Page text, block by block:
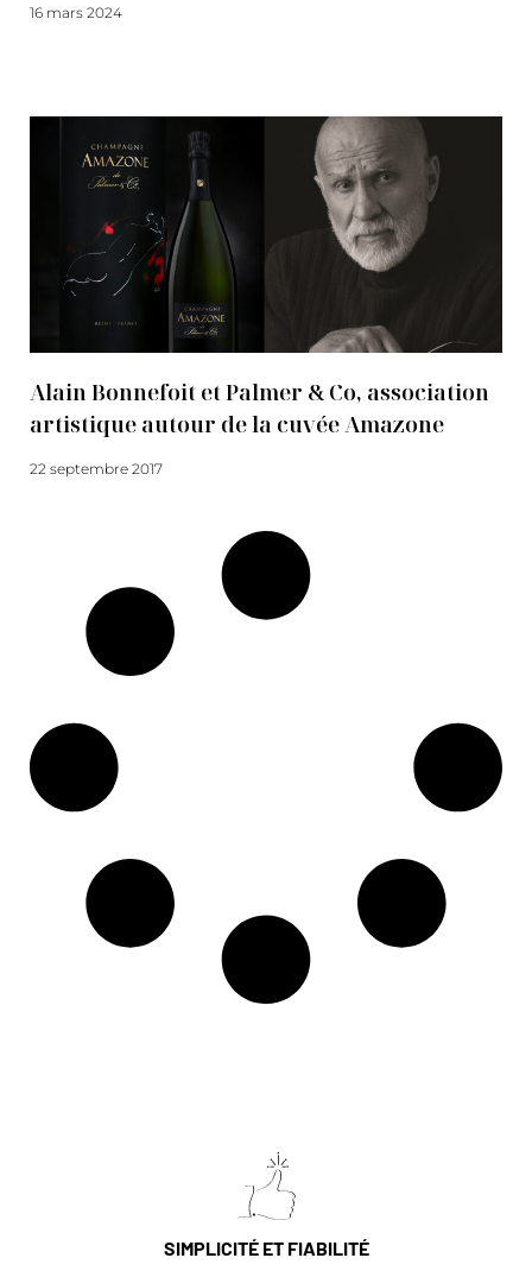
16 mars 2024
Alain Bonnefoit et Palmer & Co, association
artistique autour de la cuvée Amazone
22 septembre 2017
SIMPLICITÉ ET FIABILITÉ